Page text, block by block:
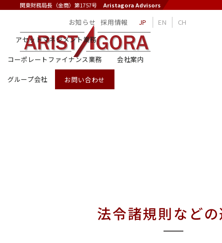
関東財務局長（金商）第1757号 Aristagora Advisors
お知らせ 採用情報 JP EN
CH
アセットマネジメント業務
コーポレートファイナンス業務 会社案内
グループ会社 お問い合わせ
法令諸規則など